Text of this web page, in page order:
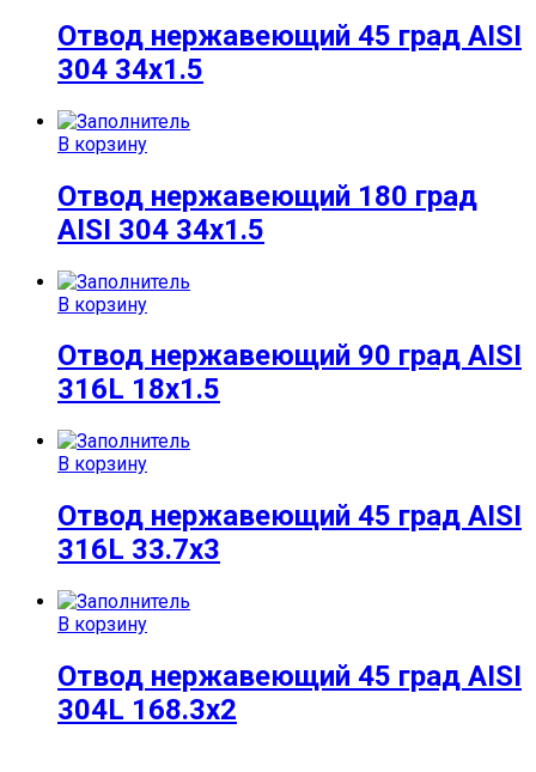
Отвод нержавеющий 45 град AISI
304 34х1.5
В корзину
Отвод нержавеющий 180 град
AISI 304 34х1.5
В корзину
Отвод нержавеющий 90 град AISI
316L 18х1.5
В корзину
Отвод нержавеющий 45 град AISI
316L 33.7х3
В корзину
Отвод нержавеющий 45 град AISI
304L 168.3х2